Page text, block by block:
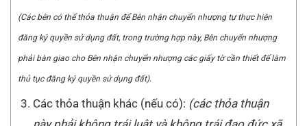
(Các bên có thể thỏa thuận để Bên nhận chuyển nhượng tự thực hiện
đăng ký quyền sử dụng đất, trong trường hợp này, Bên chuyển nhượng
phải bàn giao cho Bên nhận chuyển nhượng các giấy tờ cần thiết để làm
thủ tục đăng ký quyền sử dụng đất).
Các thỏa thuận khác (nếu có): (các thỏa thuận